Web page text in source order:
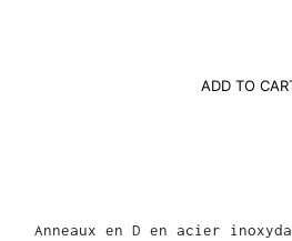
ADD TO
Anneaux en D en acier